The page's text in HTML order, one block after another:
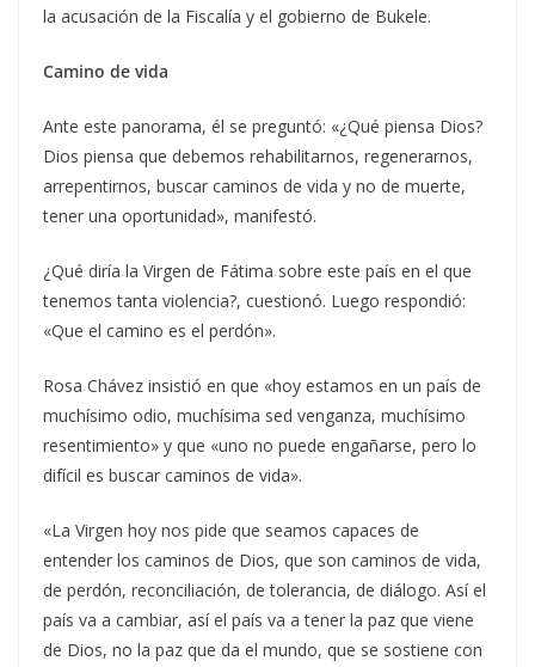
la acusación de la Fiscalía y el gobierno de Bukele.
Camino de vida
Ante este panorama, él se preguntó: «¿Qué piensa Dios?
Dios piensa que debemos rehabilitarnos, regenerarnos,
arrepentirnos, buscar caminos de vida y no de muerte,
tener una oportunidad», manifestó.
¿Qué diría la Virgen de Fátima sobre este país en el que
tenemos tanta violencia?, cuestionó. Luego respondió:
«Que el camino es el perdón».
Rosa Chávez insistió en que «hoy estamos en un país de
muchísimo odio, muchísima sed venganza, muchísimo
resentimiento» y que «uno no puede engañarse, pero lo
difícil es buscar caminos de vida».
«La Virgen hoy nos pide que seamos capaces de
entender los caminos de Dios, que son caminos de vida,
de perdón, reconciliación, de tolerancia, de diálogo. Así el
país va a cambiar, así el país va a tener la paz que viene
de Dios, no la paz que da el mundo, que se sostiene con